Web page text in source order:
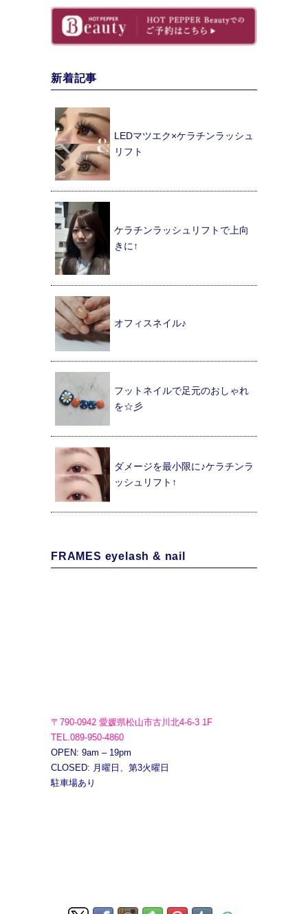
新着記事
LEDマツエク×ケラチンラッシュ
リフト
ケラチンラッシュリフトで上向
きに↑
オフィスネイル♪
フットネイルで足元のおしゃれ
を☆彡
ダメージを最小限に♪ケラチンラ
ッシュリフト↑
FRAMES eyelash & nail
〒790-0942 愛媛県松山市古川北4-6-3 1F
TEL.089-950-4860
OPEN: 9am – 19pm
CLOSED: 月曜日、第3火曜日
駐車場あり